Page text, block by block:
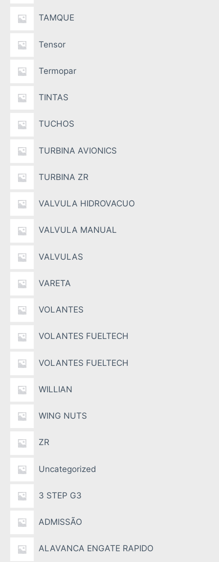
TAMQUE
Tensor
Termopar
TINTAS
TUCHOS
TURBINA AVIONICS
TURBINA ZR
VALVULA HIDROVACUO
VALVULA MANUAL
VALVULAS
VARETA
VOLANTES
VOLANTES FUELTECH
VOLANTES FUELTECH
WILLIAN
WING NUTS
ZR
Uncategorized
3 STEP G3
ADMISSÃO
ALAVANCA ENGATE RAPIDO